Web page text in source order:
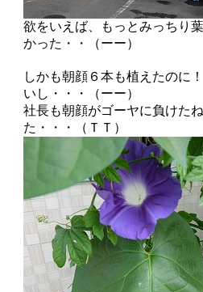
欲をいえば、もっとみっちり
かった・・（ーー）
しかも朝顔６本も植えたのに
いし・・・（ーー）
社長も朝顔がゴーヤに負けた
た・・・（ＴＴ）